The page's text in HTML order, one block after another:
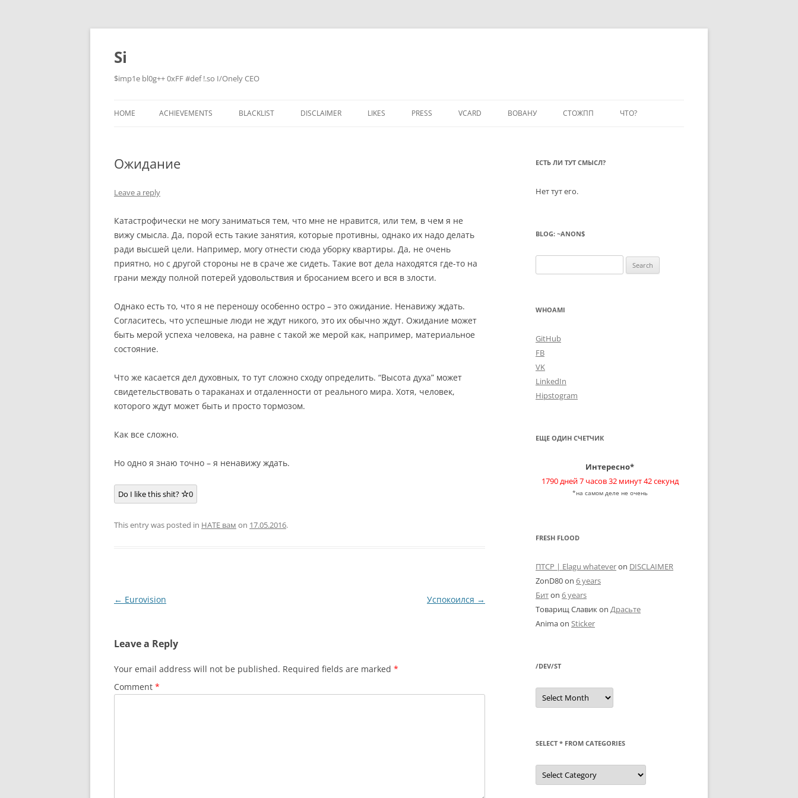
Skip
content
Si
$imp1e bl0g++ 0xFF #def !.so I/Onely CEO
HOME ACHIEVEMENTS BLACKLIST DISCLAIMER LIKES PRESS VCARD ВОВАНУ СТОЖПП ЧТО?
Ожидание
Leave a reply
Катастрофически не могу заниматься тем, что мне не нравится, или тем, в чем я не
вижу смысла. Да, порой есть такие занятия, которые противны, однако их надо делать
ради высшей цели. Например, могу отнести сюда уборку квартиры. Да, не очень
приятно, но с другой стороны не в сраче же сидеть. Такие вот дела находятся где-то на
грани между полной потерей удовольствия и бросанием всего и вся в злости.
Однако есть то, что я не переношу особенно остро – это ожидание. Ненавижу ждать.
Согласитесь, что успешные люди не ждут никого, это их обычно ждут. Ожидание может
быть мерой успеха человека, на равне с такой же мерой как, например, материальное
состояние.
Что же касается дел духовных, то тут сложно сходу определить. “Высота духа” может
свидетельствовать о тараканах и отдаленности от реального мира. Хотя, человек,
которого ждут может быть и просто тормозом.
Как все сложно.
Но одно я знаю точно – я ненавижу ждать.
Do I like this shit? 0
This entry was posted in HATE вам on 17.05.2016.
Post
← Eurovision Успокоился →
Leave a Reply
Your email address will not be published. Required fields are marked *
Comment *
ЕСТЬ ЛИ ТУТ СМЫСЛ?
Нет тут его.
BLOG: ~ANON$
for:
WHOAMI
GitHub
FB
VK
LinkedIn
Hipstogram
ЕЩЕ ОДИН СЧЕТЧИК
Интересно*
1790 дней 7 часов 32 минут 42 секунд
*на самом деле не очень
FRESH FLOOD
ПТСР | Elagu whateveron DISCLAIMER
ZonD80on 6 years
Битon 6 years
Товарищ Славикon Драсьте
Animaon Sticker
/DEV/ST
/dev/st
SELECT * FROM CATEGORIES
SELECT
FROM